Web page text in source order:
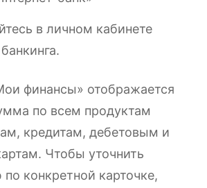
в личном кабинете
финансы» отображается
по всем продуктам
кредитам, дебетовым и
Чтобы уточнить
конкретной карточке,